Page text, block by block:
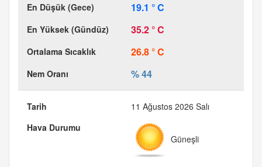
19.1 ° C
35.2 ° C
26.8 ° C
% 44
11 Ağustos 2026 Salı
Güneşli